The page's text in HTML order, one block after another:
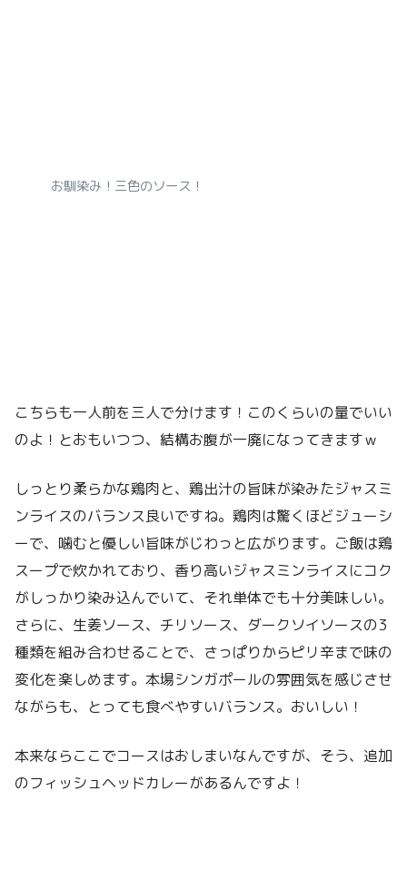
お馴染み！三色のソース！
こちらも一人前を三人で分けます！このくらいの量でいい
のよ！とおもいつつ、結構お腹が一廃になってきますｗ
しっとり柔らかな鶏肉と、鶏出汁の旨味が染みたジャスミ
ンライスのバランス良いですね。鶏肉は驚くほどジューシ
ーで、噛むと優しい旨味がじわっと広がります。ご飯は鶏
スープで炊かれており、香り高いジャスミンライスにコク
がしっかり染み込んでいて、それ単体でも十分美味しい。
さらに、生姜ソース、チリソース、ダークソイソースの3
種類を組み合わせることで、さっぱりからピリ辛まで味の
変化を楽しめます。本場シンガポールの雰囲気を感じさせ
ながらも、とっても食べやすいバランス。おいしい！
本来ならここでコースはおしまいなんですが、そう、追加
のフィッシュヘッドカレーがあるんですよ！